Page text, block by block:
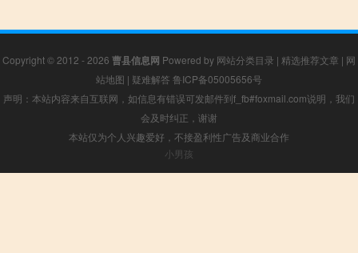
Copyright © 2012 - 2026 曹县信息网 Powered by 网站分类目录 | 精选推荐文章 | 网
站地图 | 疑难解答 鲁ICP备05005656号
声明：本站内容来自互联网，如信息有错误可发邮件到f_fb#foxmail.com说明，我们
会及时纠正，谢谢
本站仅为个人兴趣爱好，不接盈利性广告及商业合作
小男孩